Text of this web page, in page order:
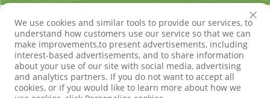
著作権 © 山東琪工環保技術有限公司 すべての権利は留保され
ていますプライバシーポリシー ブログ
We use cookies and similar tools to provide our services, to
understand how customers use our service so that we can
make improvements,to present advertisements, including
interest-based advertisements, and to share information
about your use of our site with social media, advertising
and analytics partners. If you do not want to accept all
cookies, or if you would like to learn more about how we